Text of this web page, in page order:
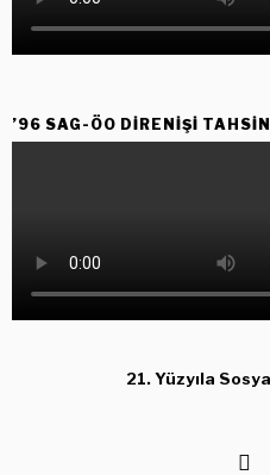
’96 SAG-ÖO DİRENİŞİ
21. Yüzyıla